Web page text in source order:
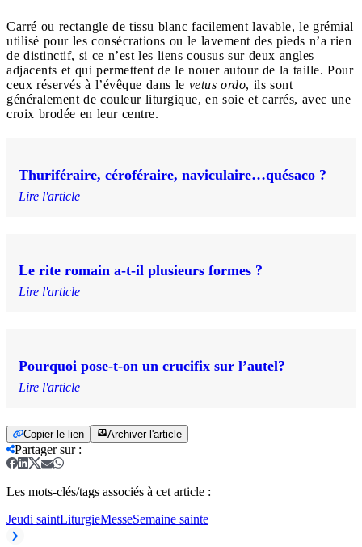
Carré ou rectangle de tissu blanc facilement lavable, le grémial
utilisé pour les consécrations ou le lavement des pieds n’a rien
de distinctif, si ce n’est les liens cousus sur deux angles
adjacents et qui permettent de le nouer autour de la taille. Pour
ceux réservés à l’évêque dans le vetus ordo, ils sont
généralement de couleur liturgique, en soie et carrés, avec une
croix brodée en leur centre.
Thuriféraire, céroféraire, naviculaire…quésaco ?
Lire l'article
Le rite romain a-t-il plusieurs formes ?
Lire l'article
Pourquoi pose-t-on un crucifix sur l’autel?
Lire l'article
Copier le lien Archiver l'article
Partager sur:
Les mots-clés/tags associés à cet article :
Jeudi saintLiturgieMesseSemaine sainte